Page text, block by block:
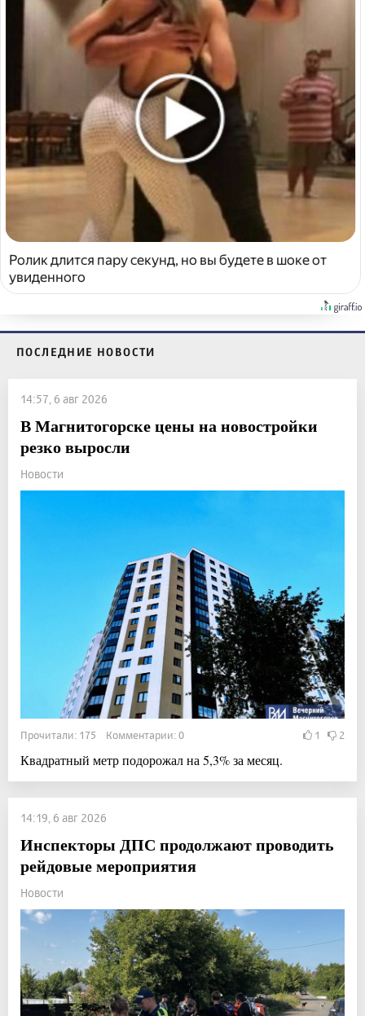
Ролик длится пару секунд, но вы будете в шоке от
увиденного
ПОСЛЕДНИЕ НОВОСТИ
14:57, 6 авг 2026
В Магнитогорске цены на новостройки
резко выросли
Новости
Прочитали: 175 Комментарии: 0 1 2
Квадратный метр подорожал на 5,3% за месяц.
14:19, 6 авг 2026
Инспекторы ДПС продолжают проводить
рейдовые мероприятия
Новости